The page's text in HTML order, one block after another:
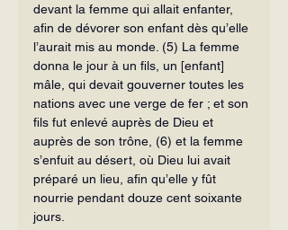
de­vant la femme qui allait enfanter,
afin de dévorer son enfant dès qu’elle
l’aurait mis au monde. (5) La femme
donna le jour à un fils, un [enfant]
mâle, qui devait gouverner toutes les
nations avec une verge de fer ; et son
fils fut enlevé auprès de Dieu et
auprès de son trône, (6) et la femme
s’enfuit au désert, où Dieu lui avait
préparé un lieu, afin qu’elle y fût
nourrie pendant douze cent soixante
jours.